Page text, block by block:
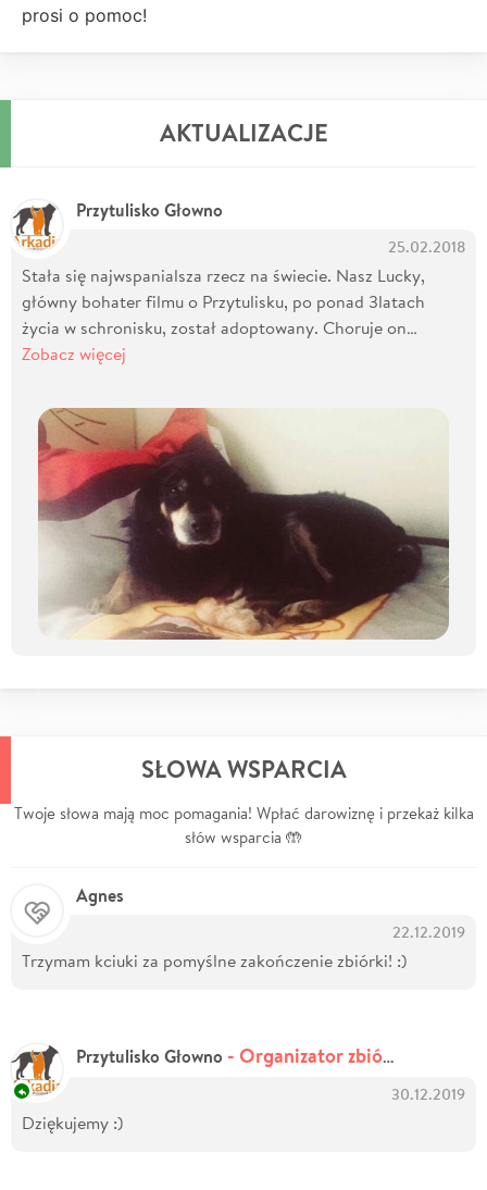
prosi o pomoc!
AKTUALIZACJE
Przytulisko Głowno
25.02.2018
Stała się najwspanialsza rzecz na świecie. Nasz Lucky,
główny bohater filmu o Przytulisku, po ponad 3latach
życia w schronisku, został adoptowany. Choruje on…
Zobacz więcej
SŁOWA WSPARCIA
Twoje słowa mają moc pomagania! Wpłać darowiznę i przekaż kilka
słów wsparcia 🤲
Agnes
22.12.2019
Trzymam kciuki za pomyślne zakończenie zbiórki! :)
Przytulisko Głowno - Organizator zbiórki
30.12.2019
Dziękujemy :)